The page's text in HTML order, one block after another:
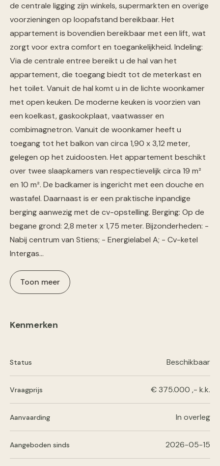
de centrale ligging zijn winkels, supermarkten en overige
voorzieningen op loopafstand bereikbaar. Het
appartement is bovendien bereikbaar met een lift, wat
zorgt voor extra comfort en toegankelijkheid. Indeling:
Via de centrale entree bereikt u de hal van het
appartement, die toegang biedt tot de meterkast en
het toilet. Vanuit de hal komt u in de lichte woonkamer
met open keuken. De moderne keuken is voorzien van
een koelkast, gaskookplaat, vaatwasser en
combimagnetron. Vanuit de woonkamer heeft u
toegang tot het balkon van circa 1,90 x 3,12 meter,
gelegen op het zuidoosten. Het appartement beschikt
over twee slaapkamers van respectievelijk circa 19 m²
en 10 m². De badkamer is ingericht met een douche en
wastafel. Daarnaast is er een praktische inpandige
berging aanwezig met de cv-opstelling. Berging: Op de
begane grond: 2,8 meter x 1,75 meter. Bijzonderheden: -
Nabij centrum van Stiens; - Energielabel A; - Cv-ketel
Intergas…
Toon meer
Kenmerken
Status Beschikbaar
Vraagprijs € 375.000 ,- k.k.
Aanvaarding In overleg
Aangeboden sinds 2026-05-15